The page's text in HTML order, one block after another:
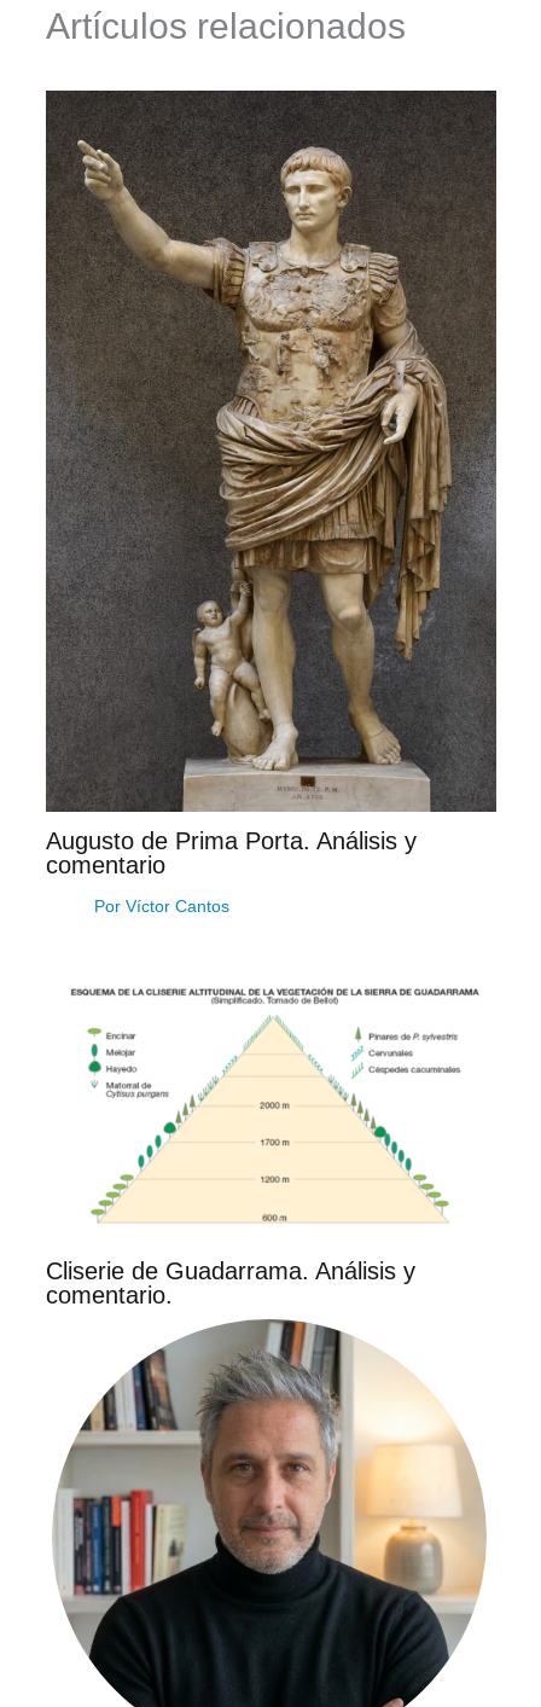
Artículos relacionados
Augusto de Prima Porta. Análisis y
comentario
Por Víctor Cantos
Cliserie de Guadarrama. Análisis y
comentario.